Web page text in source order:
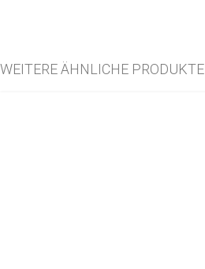
WEITERE ÄHNLICHE PRODUKTE